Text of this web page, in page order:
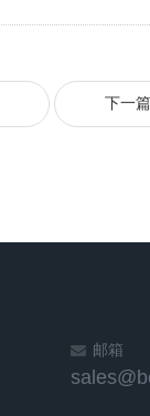
下一
邮箱